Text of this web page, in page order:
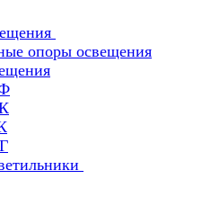
опоры освещения